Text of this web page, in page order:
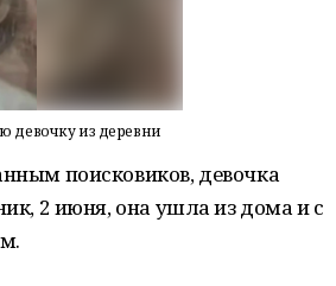
из деревни
поисковиков, девочка
2 июня, она ушла из дома и с